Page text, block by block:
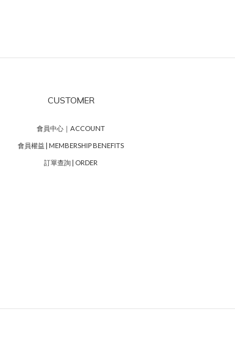
CUSTOMER
會員中心｜ACCOUNT
會員權益 | MEMBERSHIP BENEFITS
訂單查詢 | ORDER